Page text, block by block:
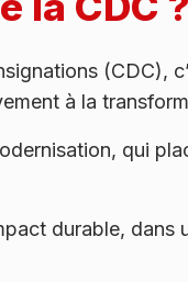
(CDC),
à la
qui
durable, dans